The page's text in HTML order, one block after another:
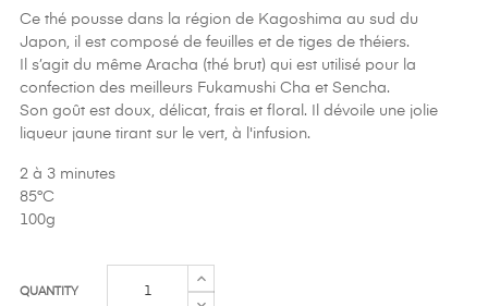
Ce thé pousse dans la région de Kagoshima au sud du
Japon, il est composé de feuilles et de tiges de théiers.
Il s’agit du même Aracha (thé brut) qui est utilisé pour la
confection des meilleurs Fukamushi Cha et Sencha.
Son goût est doux, délicat, frais et floral. Il dévoile une jolie
liqueur jaune tirant sur le vert, à l'infusion.
2 à 3 minutes
85°C
100g
QUANTITY